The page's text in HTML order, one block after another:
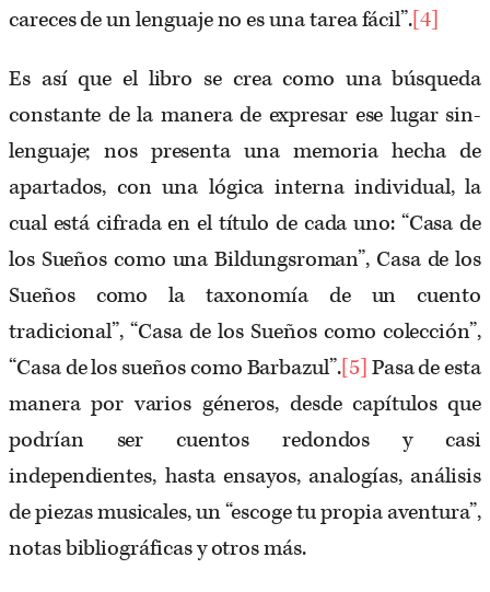
careces de un lenguaje no es una tarea fácil”.[4]
Es así que el libro se crea como una búsqueda
constante de la manera de expresar ese lugar sin-
lenguaje; nos presenta una memoria hecha de
apartados, con una lógica interna individual, la
cual está cifrada en el título de cada uno: “Casa de
los Sueños como una Bildungsroman”, Casa de los
Sueños como la taxonomía de un cuento
tradicional”, “Casa de los Sueños como colección”,
“Casa de los sueños como Barbazul”.[5] Pasa de esta
manera por varios géneros, desde capítulos que
podrían ser cuentos redondos y casi
independientes, hasta ensayos, analogías, análisis
de piezas musicales, un “escoge tu propia aventura”,
notas bibliográficas y otros más.